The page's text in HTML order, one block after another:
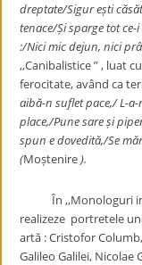
dreptate/Sigur ești
tenace/Și sparge tot
:/Nici mic dejun, nici
,,Canibalistice ” , luat
ferocitate, având ca
aibă-n suflet pace,/ L-
place,/Pune sare și
spun e dovedită,/Se
(Moștenire).
În ,,Monologuri
realizeze portretele
artă : Cristofor
Galileo Galilei, Nicolae